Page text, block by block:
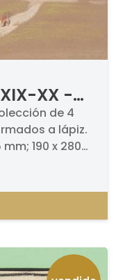
XIX-XX -
de 4
a lápiz.
mm; 190 x 280